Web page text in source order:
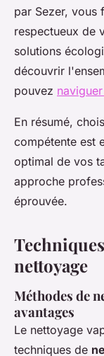
par Sezer, vous
respectueux de
solutions
découvrir
pouvez
En résumé,
compétente est
optimal de vos
approche
éprouvée.
nettoyage
Méthodes de
avantages
Le nettoyage
techniques de